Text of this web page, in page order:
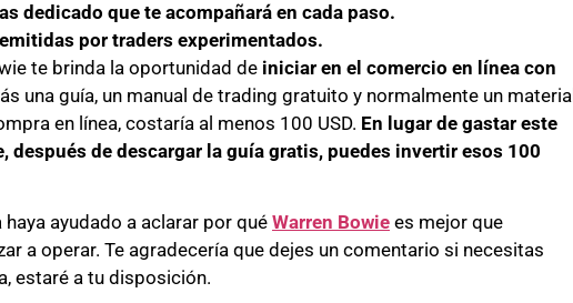
dedicado que te acompañará en cada paso.
por traders experimentados.
te brinda la oportunidad de iniciar en el comercio en línea con
una guía, un manual de trading gratuito y normalmente un material
en línea, costaría al menos 100 USD. En lugar de gastar este
después de descargar la guía gratis, puedes invertir esos 100
ayudado a aclarar por quéWarren Bowie es mejor que
a operar. Te agradecería que dejes un comentario si necesitas
estaré a tu disposición.